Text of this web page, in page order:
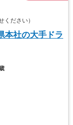
ださい）
本社の大手ドラ